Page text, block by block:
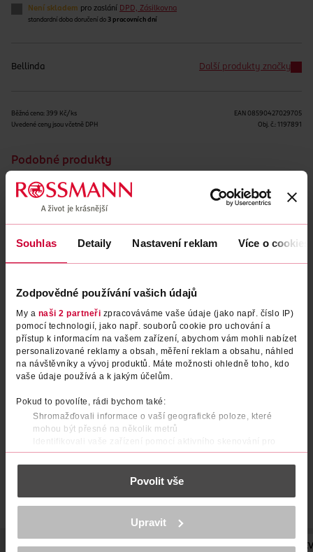
Souhlas Detaily Nastavení reklam Více o cookies
Zodpovědné používání vašich údajů
My a naši 2 partneři zpracováváme vaše údaje (jako např. číslo IP)
pomocí technologií, jako např. souborů cookie pro uchování a
přístup k informacím na vašem zařízení, abychom vám mohli nabízet
personalizované reklamy a obsah, měření reklam a obsahu, náhled
na návštěvníky a vývoj produktů. Máte možnosti ohledně toho, kdo
vaše údaje používá a k jakým účelům.
Pokud to povolíte, rádi bychom také:
Shromažďovali informace o vaší geografické poloze, které
mohou být přesné na několik metrů
Identifikovali vaše zařízení pomocí aktivního skenování pro
konkrétní charakteristiky (otisk prstu)
Zjistěte více o tom, jak zpracováváme vaše osobní údaje, a nastavte
části s podrobnostmi . Svůj souhlas můžete kdykoliv
K provozu stránek, personalizaci obsahu a reklam, funkcí sociálních
médií, analýze návštěvnosti, které mohou nést osobní údaje.
Více najdete vprohlášení o ochraně osobních údajů.
Povolit vše
Upravit
Není skladem pro zaslání DPD, Zásilkovna
standardní doba doručení do 3 pracovních dní
Bellinda Další produkty značky
Běžná cena: 399 Kč/ks
Uvedené ceny jsou včetně DPH
EAN 08590427029705
Obj. č.: 1197891
Podobné produkty
Podprsenka Soft s nastavitelnými ramínky, černá M
under2wear
199 Kč
POPIS SLOŽENÍ VÝROBCE/DODAVATEL POČET